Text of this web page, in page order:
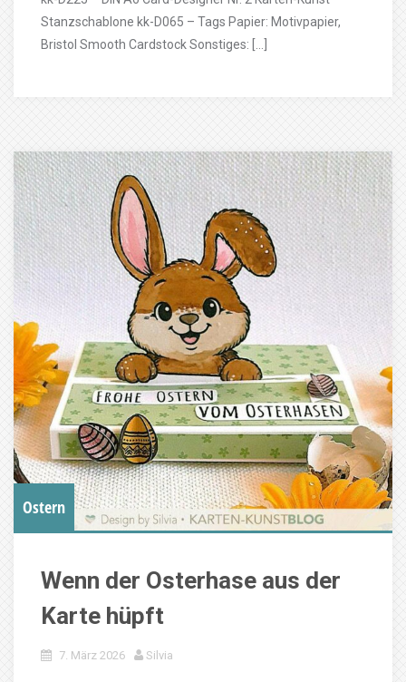
Stanzschablone kk-D065 – Tags Papier: Motivpapier,
Bristol Smooth Cardstock Sonstiges: […]
Ostern
Wenn der Osterhase aus der
Karte hüpft
7. März 2026 Silvia